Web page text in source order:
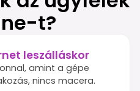
t?
leszálláskor
amint a gépe
nincs macera.